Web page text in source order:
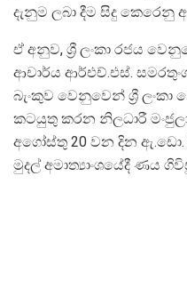
දැනුම ලබා දීම සිදු කෙරෙනු
ඒ අනුව, ශ්‍රී ලංකා රජය
ආචාර්ය ආර්එච්.එස්.
බැංකුව වෙනුවෙන් ශ්‍රී
කටයුතු කරන නිලධාරී
අගෝස්තු 20 වන දින ඇ.ඩො.
මුදල් අමාත්‍යාංශයේදී ණය